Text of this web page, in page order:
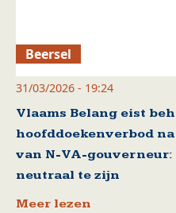
Beersel
31/03/2026 - 19:24
Vlaams Belang eist
hoofddoekenverbod
van N-VA-gouverneur:
neutraal te zijn
Meer lezen